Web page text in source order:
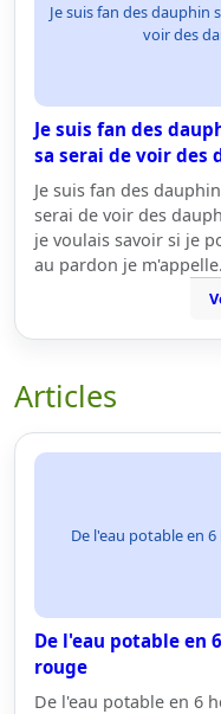
Je suis fan des dauphin
voir des
Je suis fan des
sa serai de voir des
Je suis fan des
serai de voir des
je voulais savoir si je
au pardon je
Articles
De l'eau potable en
De l'eau potable en
rouge
De l'eau potable en 6